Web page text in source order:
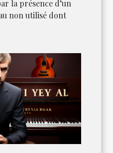
la présence d’un
non utilisé dont